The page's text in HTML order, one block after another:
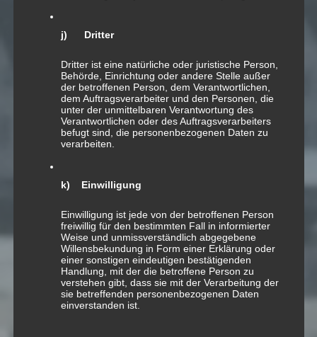
j) Dritter
Dritter ist eine natürliche oder juristische Person,
Behörde, Einrichtung oder andere Stelle außer
der betroffenen Person, dem Verantwortlichen,
dem Auftragsverarbeiter und den Personen, die
unter der unmittelbaren Verantwortung des
Verantwortlichen oder des Auftragsverarbeiters
befugt sind, die personenbezogenen Daten zu
verarbeiten.
k) Einwilligung
Einwilligung ist jede von der betroffenen Person
freiwillig für den bestimmten Fall in informierter
Weise und unmissverständlich abgegebene
Willensbekundung in Form einer Erklärung oder
einer sonstigen eindeutigen bestätigenden
Handlung, mit der die betroffene Person zu
verstehen gibt, dass sie mit der Verarbeitung der
sie betreffenden personenbezogenen Daten
einverstanden ist.